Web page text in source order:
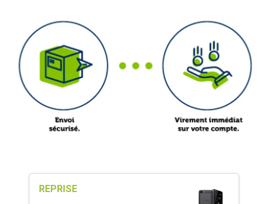
REPRISE